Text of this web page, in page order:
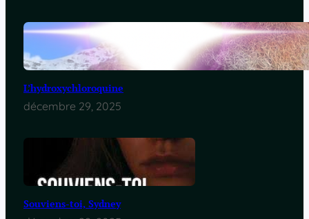
L’hydroxychloroquine
décembre 29, 2025
Souviens-toi, Sydney